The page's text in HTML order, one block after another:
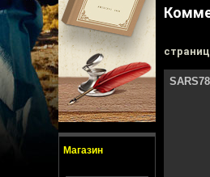
Магазин
SARS78